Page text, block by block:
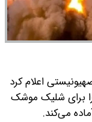
اعلام کرد
برای شلیک موشک
می‌کند.